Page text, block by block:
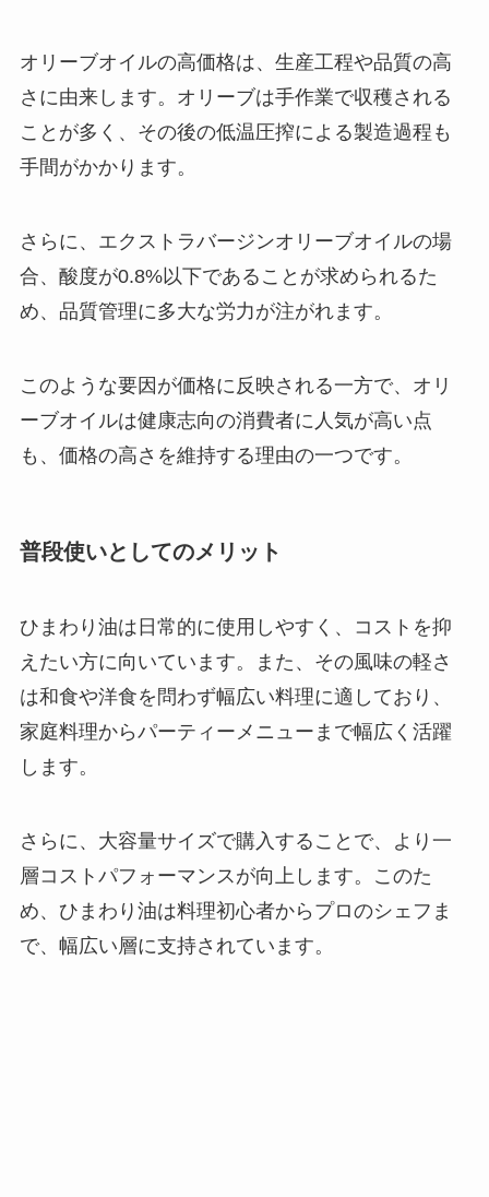
オリーブオイルの高価格は、生産工程や品質の高
さに由来します。オリーブは手作業で収穫される
ことが多く、その後の低温圧搾による製造過程も
手間がかかります。
さらに、エクストラバージンオリーブオイルの場
合、酸度が0.8%以下であることが求められるた
め、品質管理に多大な労力が注がれます。
このような要因が価格に反映される一方で、オリ
ーブオイルは健康志向の消費者に人気が高い点
も、価格の高さを維持する理由の一つです。
普段使いとしてのメリット
ひまわり油は日常的に使用しやすく、コストを抑
えたい方に向いています。また、その風味の軽さ
は和食や洋食を問わず幅広い料理に適しており、
家庭料理からパーティーメニューまで幅広く活躍
します。
さらに、大容量サイズで購入することで、より一
層コストパフォーマンスが向上します。このた
め、ひまわり油は料理初心者からプロのシェフま
で、幅広い層に支持されています。